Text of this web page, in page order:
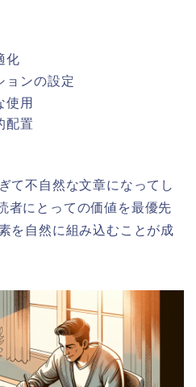
化
ョンの設定
使用
配置
て不自然な文章になってし
者にとっての価値を最優先
を自然に組み込むことが成